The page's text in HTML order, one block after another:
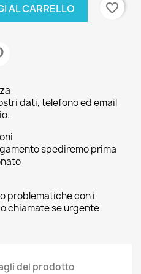
AL CARRELLO favorite_border
dati, telefono ed email
spediremo prima
problematiche con i
chiamate se urgente
del prodotto